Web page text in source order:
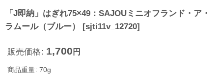
「J即納」はぎれ75×49：SAJOUミニオフランド・ア・
ラムール（ブルー）
[sjti11v_12720]
販売価格: 1,700 円
商品重量: 70g